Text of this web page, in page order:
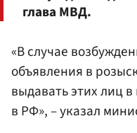
глава МВД.
«В случае
объявления в
выдавать этих лиц
в РФ», – указал